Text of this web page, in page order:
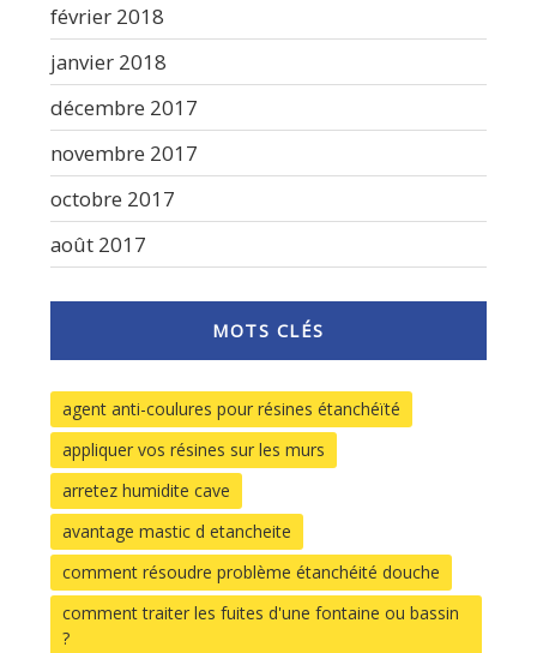
février 2018
janvier 2018
décembre 2017
novembre 2017
octobre 2017
août 2017
MOTS CLÉS
agent anti-coulures pour résines étanchéïté
appliquer vos résines sur les murs
arretez humidite cave
avantage mastic d etancheite
comment résoudre problème étanchéité douche
comment traiter les fuites d'une fontaine ou bassin
?